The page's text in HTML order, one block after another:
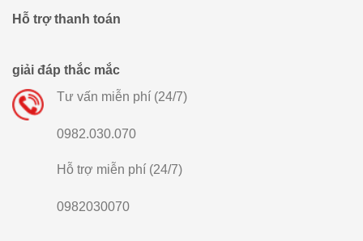
Hỗ trợ thanh toán
giải đáp thắc mắc
Tư vấn miễn phí (24/7)
0982.030.070
Hỗ trợ miễn phí (24/7)
0982030070